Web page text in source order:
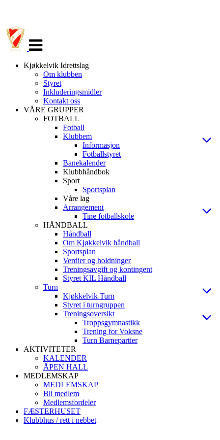
navigasjon
Kjøkkelvik Idrettslag
Om klubben
Styret
Inkluderingsmidler
Kontakt oss
VÅRE GRUPPER
FOTBALL
Fotball
Klubbem
Informasjon
Fotballstyret
Banekalender
Klubbhåndbok
Sport
Sportsplan
Våre lag
Arrangement
Tine fotballskole
HÅNDBALL
Håndball
Om Kjøkkelvik håndball
Sportsplan
Verdier og holdninger
Treningsavgift og kontingent
Styret KIL Håndball
Turn
Kjøkkelvik Turn
Styret i turngruppen
Treningsoversikt
Troppsgymnastikk
Trening for Voksne
Turn Barnepartier
AKTIVITETER
KALENDER
ÅPEN HALL
MEDLEMSKAP
MEDLEMSKAP
Bli medlem
Medlemsfordeler
FÆSTERHUSET
Klubbhus / rett i nebbet